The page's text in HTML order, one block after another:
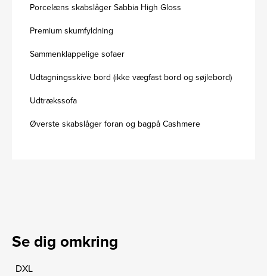
Porcelæns skabslåger Sabbia High Gloss
Premium skumfyldning
Sammenklappelige sofaer
Udtagningsskive bord (ikke vægfast bord og søjlebord)
Udtrækssofa
Øverste skabslåger foran og bagpå Cashmere
Se dig omkring
DXL